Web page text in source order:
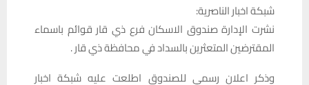
‏شبكة اخبار الناصرية:
نشرت الإدارة صندوق الاسكان فرع ذي قار قوائم باسماء
المقترضين المتعثرين بالسداد في محافظة ذي قار .
وذكر اعلان رسمي للصندوق اطلعت عليه شبكة اخبار